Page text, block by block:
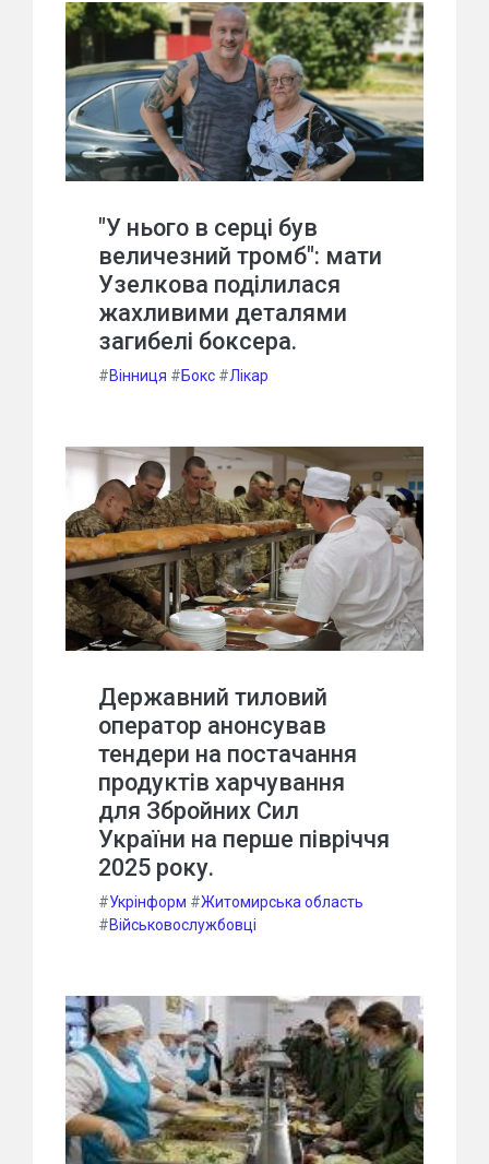
"У нього в серці був
величезний тромб": мати
Узелкова поділилася
жахливими деталями
загибелі боксера.
#Вінниця #Бокс #Лікар
Державний тиловий
оператор анонсував
тендери на постачання
продуктів харчування
для Збройних Сил
України на перше півріччя
2025 року.
#Укрінформ #Житомирська область
#Військовослужбовці